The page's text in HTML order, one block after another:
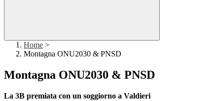
Home >
Montagna ONU2030 & PNSD
Montagna ONU2030 & PNSD
La 3B premiata con un soggiorno a Valdieri